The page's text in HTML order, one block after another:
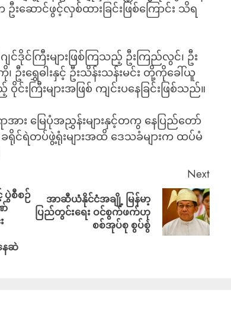
းဆောင်ဖွင့်လှစ်ထားခြင်းဖြစ်ကြောင်း သိရ
င်ဒိုင်ကြီးများဖြစ်ကြသည့် ဦးကြည်လွင်၊ ဦး
၊ ဦးရွှေဓါးနှင့် ဦးသိန်းသန်းမင်း တို့ကိုခေါ်ယူ
းကြီးများအဖြစ် ကျင်းပနေခြင်းဖြစ်သည်။
ား မြေပုံအညွှန်းများနှင့်တကွ နေပြည်တော်
င်ရဲတပ်ဖွဲ့ရုံးများအထိ ဒေသခံများက ထပ်မံ
စီစဉ်
ဆဲ
Next
အာဆီယံနိုင်ငံအချို့ မြန်မာ့
ပြည်တွင်းရေး ဝင်စွက်ဖက်ဟု
စစ်အုပ်စု စွပ်စွဲ